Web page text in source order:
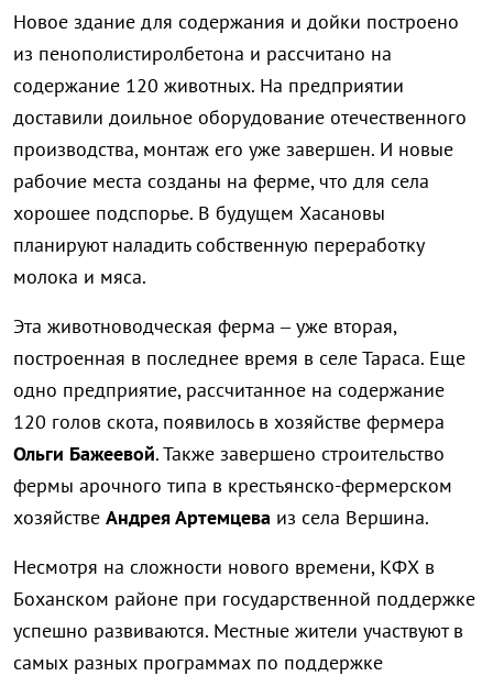
Новое здание для содержания и дойки построено
из пенополистиролбетона и рассчитано на
содержание 120 животных. На предприятии
доставили доильное оборудование отечественного
производства, монтаж его уже завершен. И новые
рабочие места созданы на ферме, что для села
хорошее подспорье. В будущем Хасановы
планируют наладить собственную переработку
молока и мяса.
Эта животноводческая ферма – уже вторая,
построенная в последнее время в селе Тараса. Еще
одно предприятие, рассчитанное на содержание
120 голов скота, появилось в хозяйстве фермера
Ольги Бажеевой. Также завершено строительство
фермы арочного типа в крестьянско-фермерском
хозяйстве Андрея Артемцева из села Вершина.
Несмотря на сложности нового времени, КФХ в
Боханском районе при государственной поддержке
успешно развиваются. Местные жители участвуют в
самых разных программах по поддержке